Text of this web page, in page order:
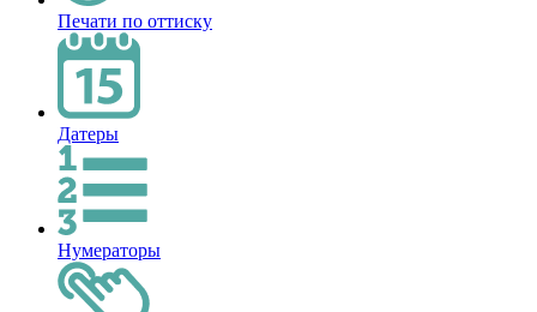
Печати по оттиску
Датеры
Нумераторы